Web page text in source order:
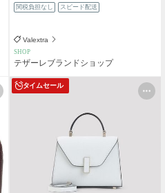
関税負担なし スピード配送
Valextra
SHOP
テザーレブランドショップ
タイムセール